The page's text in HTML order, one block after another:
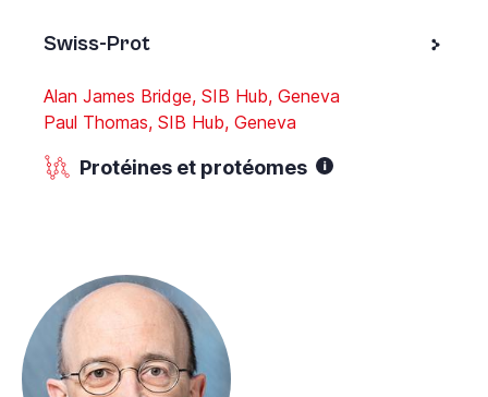
Swiss-Prot
Alan James Bridge, SIB Hub, Geneva
Paul Thomas, SIB Hub, Geneva
Protéines et protéomes